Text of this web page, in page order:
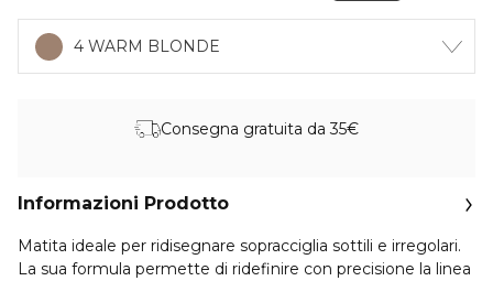
4 WARM BLONDE
Consegna gratuita da 35€
Informazioni Prodotto
Matita ideale per ridisegnare sopracciglia sottili e irregolari.
La sua formula permette di ridefinire con precisione la linea